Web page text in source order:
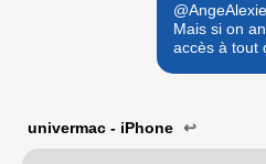
Mais si on
accès à tout
univermac - iPhone ↩